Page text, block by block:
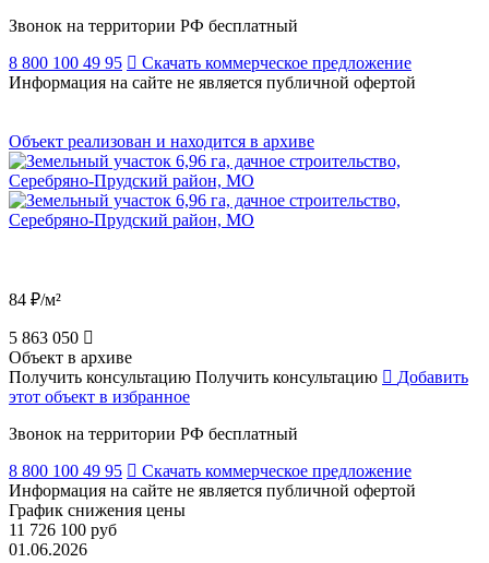
Звонок на территории РФ бесплатный
8 800 100 49 95
Скачать коммерческое предложение
Информация на сайте не является публичной офертой
Объект реализован и находится в архиве
84 ₽/м²
5 863 050
Объект в архиве
Получить консультацию Получить консультацию
Добавить
этот объект в избранное
Звонок на территории РФ бесплатный
8 800 100 49 95
Скачать коммерческое предложение
Информация на сайте не является публичной офертой
График снижения цены
11 726 100 руб
01.06.2026